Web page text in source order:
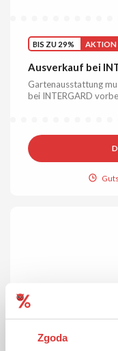
Zgoda
BIS ZU 29% AKTION
Ausverkauf bei
Gartenausstattung
bei INTERGARD